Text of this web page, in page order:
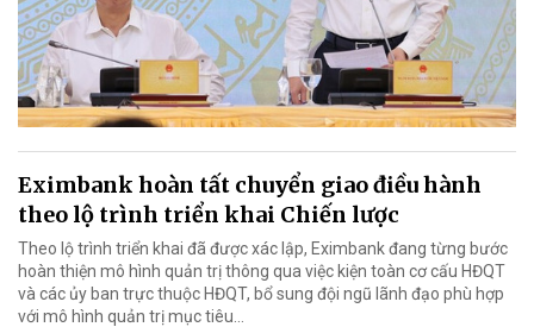
Eximbank hoàn tất chuyển giao điều hành
theo lộ trình triển khai Chiến lược
Theo lộ trình triển khai đã được xác lập, Eximbank đang từng bước
hoàn thiện mô hình quản trị thông qua việc kiện toàn cơ cấu HĐQT
và các ủy ban trực thuộc HĐQT, bổ sung đội ngũ lãnh đạo phù hợp
với mô hình quản trị mục tiêu...